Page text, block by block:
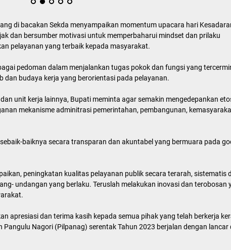
di bacakan Sekda menyampaikan momentum upacara hari
dan bersumber motivasi untuk memperbaharui mindset dan prilaku
pelayanan yang terbaik kepada masyarakat.
pedoman dalam menjalankan tugas pokok dan fungsi yang
dan budaya kerja yang berorientasi pada pelayanan.
unit kerja lainnya, Bupati meminta agar semakin mengedepankan
mekanisme adminitrasi pemerintahan, pembangunan,
baiknya secara transparan dan akuntabel yang bermuara pada
peningkatan kualitas pelayanan publik secara terarah, sistematis
undangan yang berlaku. Teruslah melakukan inovasi dan terobosan
apresiasi dan terima kasih kepada semua pihak yang telah berkerja
Nagori (Pilpanag) serentak Tahun 2023 berjalan dengan lancar